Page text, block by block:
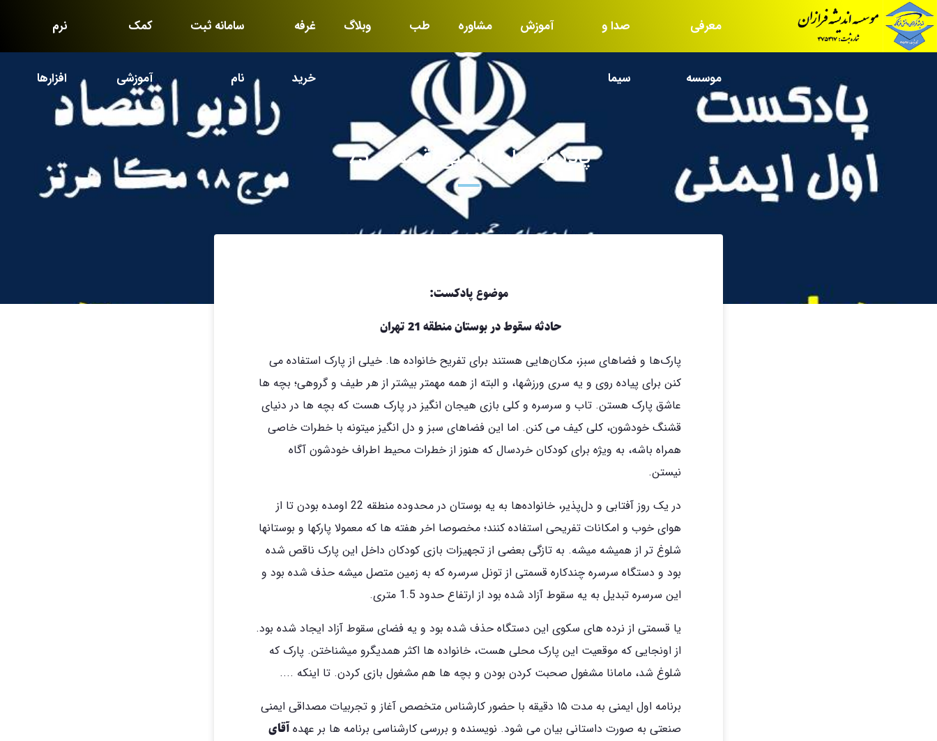
معرفی
موسسه
صدا و
سیما
آموزش مشاوره طب
کار
وبلاگ غرفه
خرید
سامانه ثبت
نام
کمک
آموزشی
نرم
افزارها
پادکست اول ایمنی/قسمت 73
موضوع پادکست:
حادثه سقوط در بوستان منطقه 21 تهران
پارک‌ها و فضاهای سبز، مکان‌هایی هستند برای تفریح خانواده ها. خیلی از پارک استفاده می
کنن برای پیاده روی و یه سری ورزشها، و البته از همه مهمتر بیشتر از هر طیف و گروهی؛ بچه ها
عاشق پارک هستن. تاب و سرسره و کلی بازی هیجان انگیز در پارک هست که بچه ها در دنیای
قشنگ خودشون، کلی کیف می کنن. اما این فضاهای سبز و دل انگیز میتونه با خطرات خاصی
همراه باشه، به ویژه برای کودکان خردسال که هنوز از خطرات محیط اطراف خودشون آگاه
نیستن.
در یک روز آفتابی و دل‌پذیر، خانواده‌ها به یه بوستان در محدوده منطقه 22 اومده بودن تا از
هوای خوب و امکانات تفریحی استفاده کنند؛ مخصوصا اخر هفته ها که معمولا پارکها و بوستانها
شلوغ تر از همیشه میشه. به تازگی بعضی از تجهیزات بازی کودکان داخل این پارک ناقص شده
بود و دستگاه سرسره چندکاره قسمتی از تونل سرسره که به زمین متصل میشه حذف شده بود و
این سرسره تبدیل به یه سقوط آزاد شده بود از ارتفاع حدود 1.5 متری.
یا قسمتی از نرده های سکوی این دستگاه حذف شده بود و یه فضای سقوط آزاد ایجاد شده بود.
از اونجایی که موقعیت این پارک محلی هست، خانواده ها اکثر همدیگرو میشناختن. پارک که
شلوغ شد، مامانا مشغول صحبت کردن بودن و بچه ها هم مشغول بازی کردن. تا اینکه ....
برنامه اول ایمنی به مدت ۱۵ دقیقه با حضور کارشناس متخصص آغاز و تجربیات مصداقی ایمنی
صنعتی به صورت داستانی بیان می شود. نویسنده و بررسی کارشناسی برنامه ها بر عهده آقای